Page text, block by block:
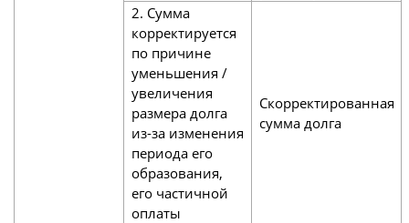
2. Сумма
корректируется
по причине
уменьшения /
увеличения
размера долга
из-за изменения
периода его
образования,
его частичной
оплаты
Скорректированная
сумма долга